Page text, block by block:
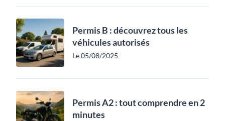
Permis B : découvrez tous les
véhicules autorisés
Le 05/08/2025
Permis A2 : tout comprendre en 2
minutes